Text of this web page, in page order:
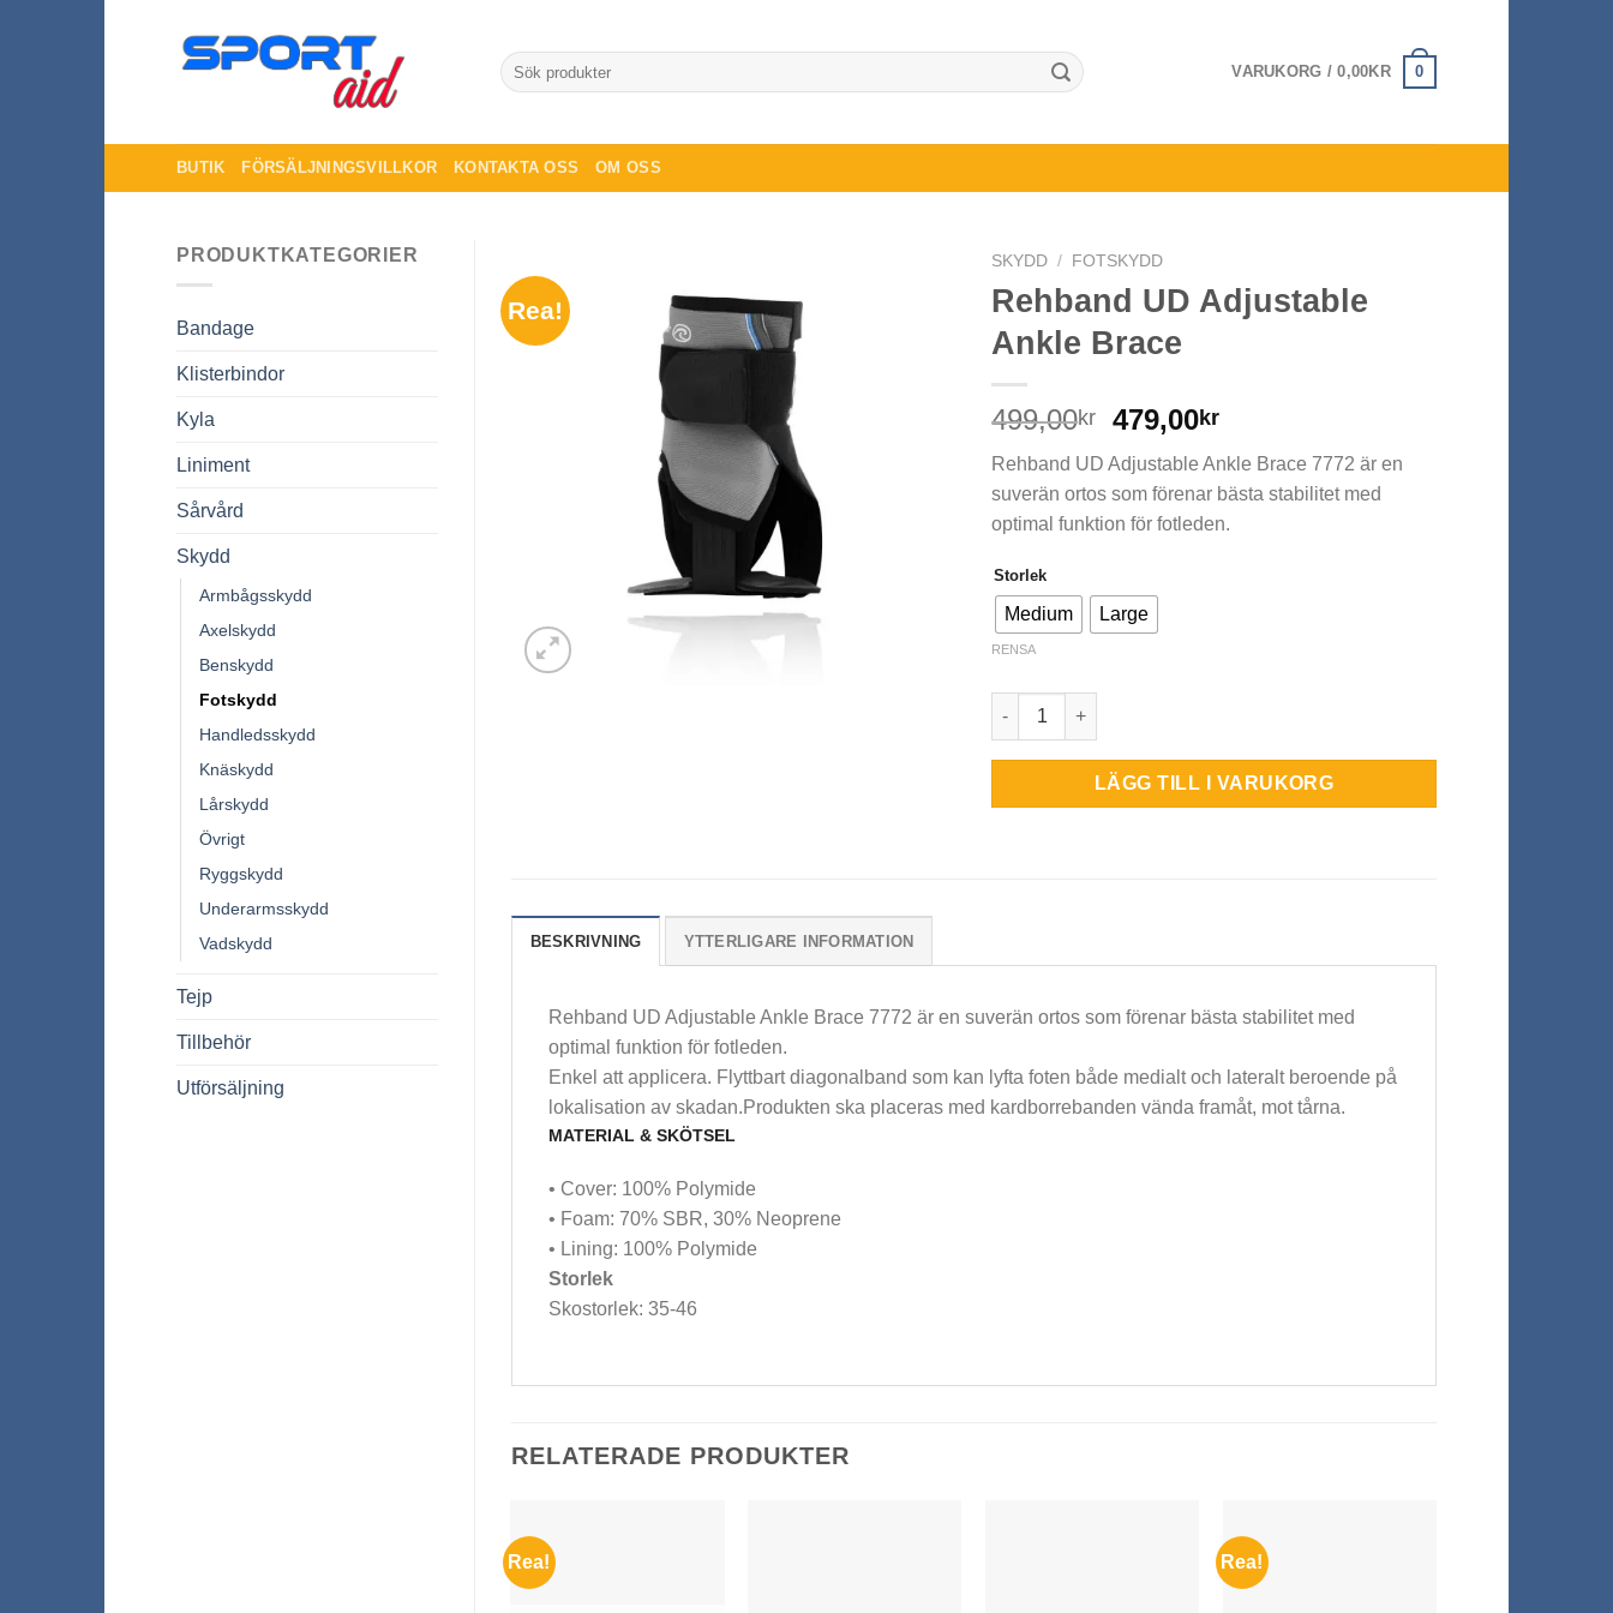
Sök
efter:
VARUKORG /0,00KR 0
BUTIK FÖRSÄLJNINGSVILLKOR KONTAKTA OSS OM OSS
PRODUKTKATEGORIER
Bandage
Klisterbindor
Kyla
Liniment
Sårvård
Skydd
Armbågsskydd
Axelskydd
Benskydd
Fotskydd
Handledsskydd
Knäskydd
Lårskydd
Övrigt
Ryggskydd
Underarmsskydd
Vadskydd
Tejp
Tillbehör
Utförsäljning
Rea!
SKYDD / FOTSKYDD
Rehband UD Adjustable
Ankle Brace
499,00kr
Det
priset
var:
499,00kr.
479,00krDet
priset
är:
479,00kr.
Rehband UD Adjustable Ankle Brace 7772 är en
suverän ortos som förenar bästa stabilitet med
optimal funktion för fotleden.
Storlek
Medium Large
RENSA
Rehband UD Adjustable Ankle Brace mängd
LÄGG TILL I VARUKORG
BESKRIVNING YTTERLIGARE INFORMATION
Rehband UD Adjustable Ankle Brace 7772 är en suverän ortos som förenar bästa stabilitet med
optimal funktion för fotleden.
Enkel att applicera. Flyttbart diagonalband som kan lyfta foten både medialt och lateralt beroende på
lokalisation av skadan.Produkten ska placeras med kardborrebanden vända framåt, mot tårna.
MATERIAL & SKÖTSEL
• Cover: 100% Polymide
• Foam: 70% SBR, 30% Neoprene
• Lining: 100% Polymide
Storlek
Skostorlek: 35-46
RELATERADE PRODUKTER
Rea! Rea!